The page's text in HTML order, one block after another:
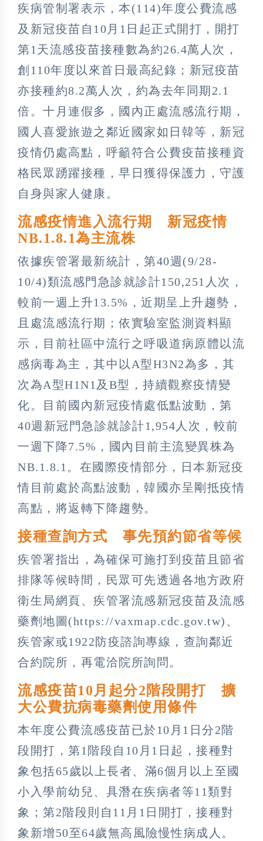
疾病管制署表示，本(114)年度公費流感
及新冠疫苗自10月1日起正式開打，開打
第1天流感疫苗接種數為約26.4萬人次，
創110年度以來首日最高紀錄；新冠疫苗
亦接種約8.2萬人次，約為去年同期2.1
倍。十月連假多，國內正處流感流行期，
國人喜愛旅遊之鄰近國家如日韓等，新冠
疫情仍處高點，呼籲符合公費疫苗接種資
格民眾踴躍接種，早日獲得保護力，守護
自身與家人健康。
流感疫情進入流行期 新冠疫情
NB.1.8.1為主流株
依據疾管署最新統計，第40週(9/28-
10/4)類流感門急診就診計150,251人次，
較前一週上升13.5%，近期呈上升趨勢，
且處流感流行期；依實驗室監測資料顯
示，目前社區中流行之呼吸道病原體以流
感病毒為主，其中以A型H3N2為多，其
次為A型H1N1及B型，持續觀察疫情變
化。目前國內新冠疫情處低點波動，第
40週新冠門急診就診計1,954人次，較前
一週下降7.5%，國內目前主流變異株為
NB.1.8.1。在國際疫情部分，日本新冠疫
情目前處於高點波動，韓國亦呈剛抵疫情
高點，將返轉下降趨勢。
接種查詢方式 事先預約節省等候
疾管署指出，為確保可施打到疫苗且節省
排隊等候時間，民眾可先透過各地方政府
衛生局網頁、疾管署流感新冠疫苗及流感
藥劑地圖(https://vaxmap.cdc.gov.tw)、
疾管家或1922防疫諮詢專線，查詢鄰近
合約院所，再電洽院所詢問。
流感疫苗10月起分2階段開打 擴
大公費抗病毒藥劑使用條件
本年度公費流感疫苗已於10月1日分2階
段開打，第1階段自10月1日起，接種對
象包括65歲以上長者、滿6個月以上至國
小入學前幼兒、具潛在疾病者等11類對
象；第2階段則自11月1日開打，接種對
象新增50至64歲無高風險慢性病成人。